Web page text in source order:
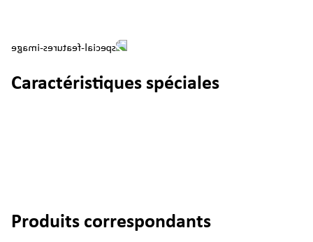
Caractéristiques spéciales
Ignorer la galerie de produits
Produits correspondants